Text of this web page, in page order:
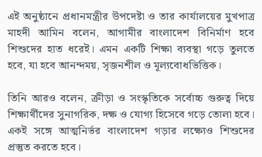
এই অনুষ্ঠানে প্রধানমন্ত্রীর উপদেষ্টা ও তার কার্যালয়ের মুখপাত্র
মাহদী আমিন বলেন, আগামীর বাংলাদেশ বিনির্মাণ হবে
শিশুদের হাত ধরেই। এমন একটি শিক্ষা ব্যবস্থা গড়ে তুলতে
হবে, যা হবে আনন্দময়, সৃজনশীল ও মূল্যবোধভিত্তিক।
তিনি আরও বলেন, ক্রীড়া ও সংস্কৃতিকে সর্বোচ্চ গুরুত্ব দিয়ে
শিক্ষার্থীদের সুনাগরিক, দক্ষ ও যোগ্য হিসেবে গড়ে তোলা হবে।
একই সঙ্গে আত্মনির্ভর বাংলাদেশ গড়ার লক্ষ্যেও শিশুদের
প্রস্তুত করতে হবে।